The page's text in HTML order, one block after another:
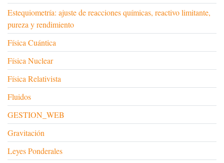
Estequiometría: ajuste de reacciones químicas, reactivo limitante,
pureza y rendimiento
Física Cuántica
Física Nuclear
Física Relativista
Fluidos
GESTION_WEB
Gravitación
Leyes Ponderales